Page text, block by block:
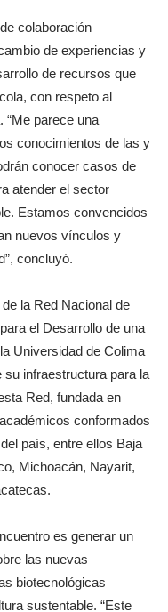
colaboración
de experiencias y
de recursos que
con respeto al
“Me parece una
conocimientos de las y
conocer casos de
atender el sector
Estamos convencidos
nuevos vínculos y
concluyó.
la Red Nacional de
el Desarrollo de una
Universidad de Colima
su infraestructura para la
Red, fundada en
conformados
país, entre ellos Baja
Michoacán, Nayarit,
es generar un
las nuevas
biotecnológicas
sustentable. “Este